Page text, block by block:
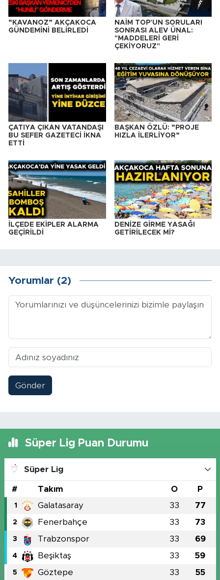
“KAVANOZ” AKÇAKOCA
GÜNDEMİNİ BELİRLEDİ
NAİM TOP'UN SORULARI
SONRASI ALEV ÜNAL:
"MADDELERİ GERİ
ÇEKİYORUZ"
ÇATIYA ÇIKAN VATANDAŞI
BU SEFER GAZETECİ İKNA
ETTİ
BAŞKAN ÖZLÜ: “PROJE
HIZLA İLERLİYOR”
İLÇEDE EKİPLER ALARMA
GEÇİRİLDİ
DENİZE GİRME YASAĞI
GETİRİLECEK Mİ?
Yorumlar (2)
Gönder
Süper Lig Puan Durumu
Süper Lig
# Takım O P
1 Galatasaray 33 77
2 Fenerbahçe 33 73
3 Trabzonspor 33 69
4 Beşiktaş 33 59
5 Göztepe 33 55